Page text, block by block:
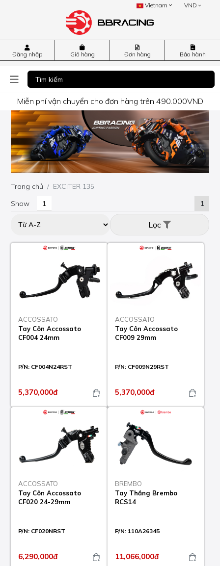
Vietnam VND
Đăng nhập Giỏ hàng Đơn hàng Bảo hành
Miễn phí vận chuyển cho đơn hàng trên 490.000VND
Trang chủ
EXCITER 135
Show
1
Lọc
ACCOSSATO
Tay Côn Accossato
CF004 24mm
P/N: CF004N24RST
5,370,000đ
ACCOSSATO
Tay Côn Accossato
CF009 29mm
P/N: CF009N29RST
5,370,000đ
ACCOSSATO
Tay Côn Accossato
CF020 24-29mm
P/N: CF020NRST
6,290,000đ
BREMBO
Tay Thắng Brembo
RCS14
P/N: 110A26345
11,066,000đ